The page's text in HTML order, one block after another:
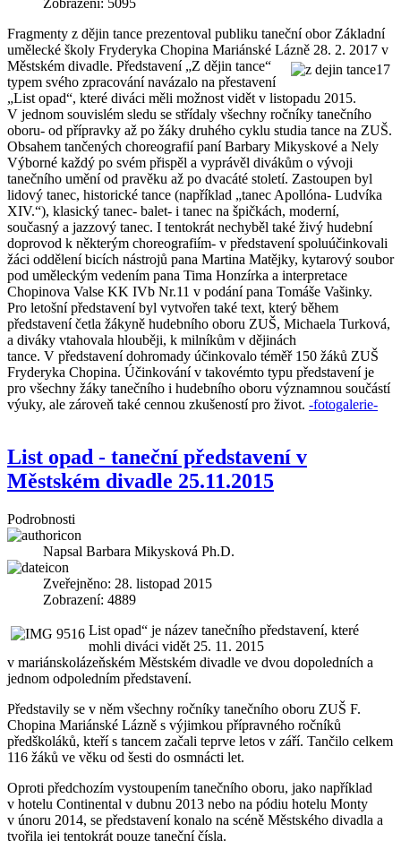
Zobrazení: 5095
Fragmenty z dějin tance prezentoval publiku taneční obor Základní
umělecké školy Fryderyka Chopina Mariánské Lázně 28. 2. 2017 v
Městském divadle. Představení „Z dějin tance“
typem svého zpracování navázalo na přestavení
„List opad“, které diváci měli možnost vidět v listopadu 2015.
V jednom souvislém sledu se střídaly všechny ročníky tanečního
oboru- od přípravky až po žáky druhého cyklu studia tance na ZUŠ.
Obsahem tančených choreografií paní Barbary Mikyskové a Nely
Výborné každý po svém přispěl a vyprávěl divákům o vývoji
tanečního umění od pravěku až po dvacáté století. Zastoupen byl
lidový tanec, historické tance (například „tanec Apollóna- Ludvíka
XIV.“), klasický tanec- balet- i tanec na špičkách, moderní,
současný a jazzový tanec. I tentokrát nechyběl také živý hudební
doprovod k některým choreografiím- v představení spoluúčinkovali
žáci oddělení bicích nástrojů pana Martina Matějky, kytarový soubor
pod uměleckým vedením pana Tima Honzírka a interpretace
Chopinova Valse KK IVb Nr.11 v podání pana Tomáše Vašinky.
Pro letošní představení byl vytvořen také text, který během
představení četla žákyně hudebního oboru ZUŠ, Michaela Turková,
a diváky vtahovala hlouběji, k milníkům v dějinách
tance. V představení dohromady účinkovalo téměř 150 žáků ZUŠ
Fryderyka Chopina. Účinkování v takovémto typu představení je
pro všechny žáky tanečního i hudebního oboru významnou součástí
výuky, ale zároveň také cennou zkušeností pro život. -fotogalerie-
List opad - taneční představení v
Městském divadle 25.11.2015
Podrobnosti
Napsal Barbara Mikysková Ph.D.
Zveřejněno: 28. listopad 2015
Zobrazení: 4889
List opad“ je název tanečního představení, které
mohli diváci vidět 25. 11. 2015
v mariánskolázeňském Městském divadle ve dvou dopoledních a
jednom odpoledním představení.
Představily se v něm všechny ročníky tanečního oboru ZUŠ F.
Chopina Mariánské Lázně s výjimkou přípravného ročníků
předškoláků, kteří s tancem začali teprve letos v září. Tančilo celkem
116 žáků ve věku od šesti do osmnácti let.
Oproti předchozím vystoupením tanečního oboru, jako například
v hotelu Continental v dubnu 2013 nebo na pódiu hotelu Monty
v únoru 2014, se představení konalo na scéně Městského divadla a
tvořila jej tentokrát pouze taneční čísla.